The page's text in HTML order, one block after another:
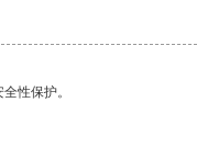
性保护。